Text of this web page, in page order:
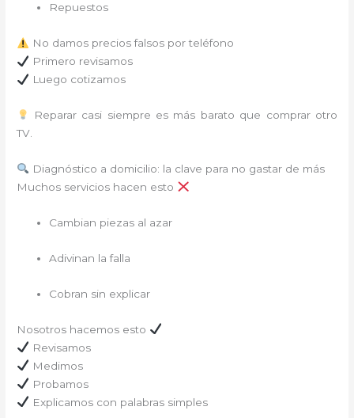
Repuestos
No damos precios falsos por teléfono
Primero revisamos
Luego cotizamos
Reparar casi siempre es más barato que comprar otro
TV.
Diagnóstico a domicilio: la clave para no gastar de más
Muchos servicios hacen esto
Cambian piezas al azar
Adivinan la falla
Cobran sin explicar
Nosotros hacemos esto
Revisamos
Medimos
Probamos
Explicamos con palabras simples